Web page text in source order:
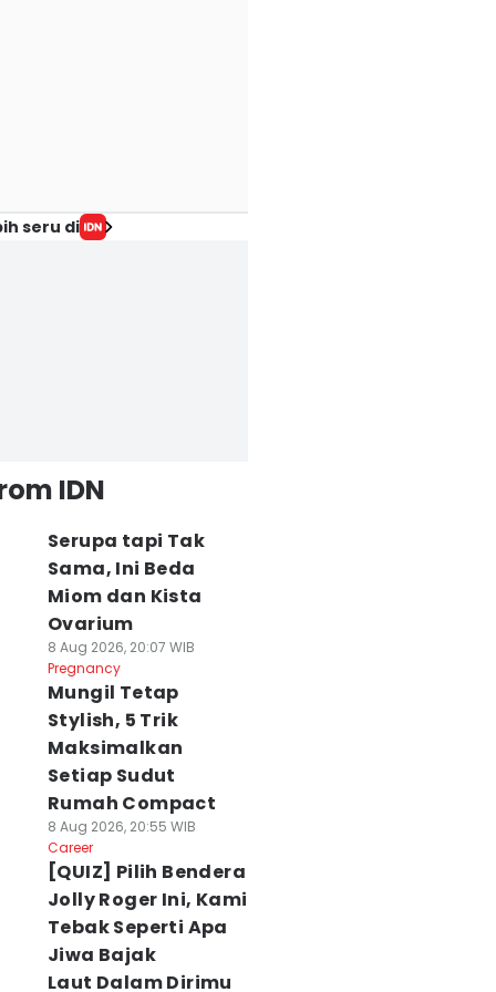
seru di
IDN
Serupa tapi Tak
Sama, Ini Beda
Miom dan Kista
Ovarium
8 Aug 2026, 20:07 WIB
Pregnancy
Mungil Tetap
Stylish, 5 Trik
Maksimalkan
Setiap Sudut
Rumah Compact
8 Aug 2026, 20:55 WIB
Career
[QUIZ] Pilih Bendera
Jolly Roger Ini, Kami
Tebak Seperti Apa
Jiwa Bajak
Laut Dalam Dirimu